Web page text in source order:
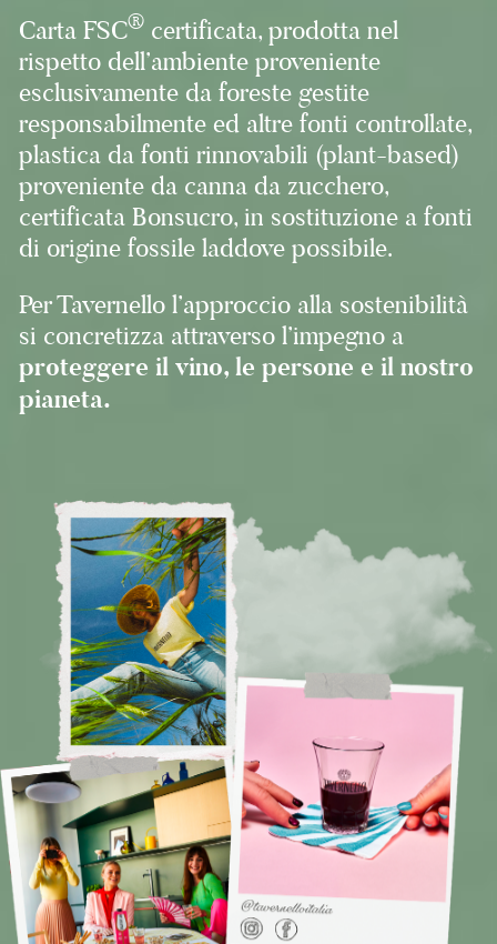
Carta FSC® certificata, prodotta nel
rispetto dell’ambiente proveniente
esclusivamente da foreste gestite
responsabilmente ed altre fonti controllate,
plastica da fonti rinnovabili (plant-based)
proveniente da canna da zucchero,
certificata Bonsucro, in sostituzione a fonti
di origine fossile laddove possibile.
Per Tavernello l’approccio alla sostenibilità
si concretizza attraverso l’impegno a
proteggere il vino, le persone e il nostro
pianeta.